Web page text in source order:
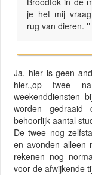
je het mij
rug van dieren. "
Ja, hier is geen
hier,,op twee
weekenddiensten
worden gedraaid
behoorlijk aantal
De twee nog
en avonden alleen
rekenen nog
voor de afwijkende